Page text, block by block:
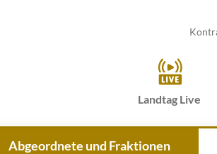
Landtag Live
Abgeordnete und Fraktionen